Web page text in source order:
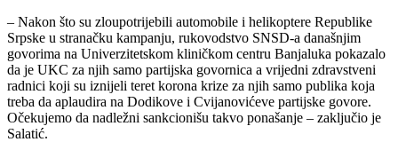
– Nakon što su zloupotrijebili automobile i helikoptere Republike
Srpske u stranačku kampanju, rukovodstvo SNSD-a današnjim
govorima na Univerzitetskom kliničkom centru Banjaluka pokazalo
da je UKC za njih samo partijska govornica a vrijedni zdravstveni
radnici koji su iznijeli teret korona krize za njih samo publika koja
treba da aplaudira na Dodikove i Cvijanovićeve partijske govore.
Očekujemo da nadležni sankcionišu takvo ponašanje – zaključio je
Salatić.